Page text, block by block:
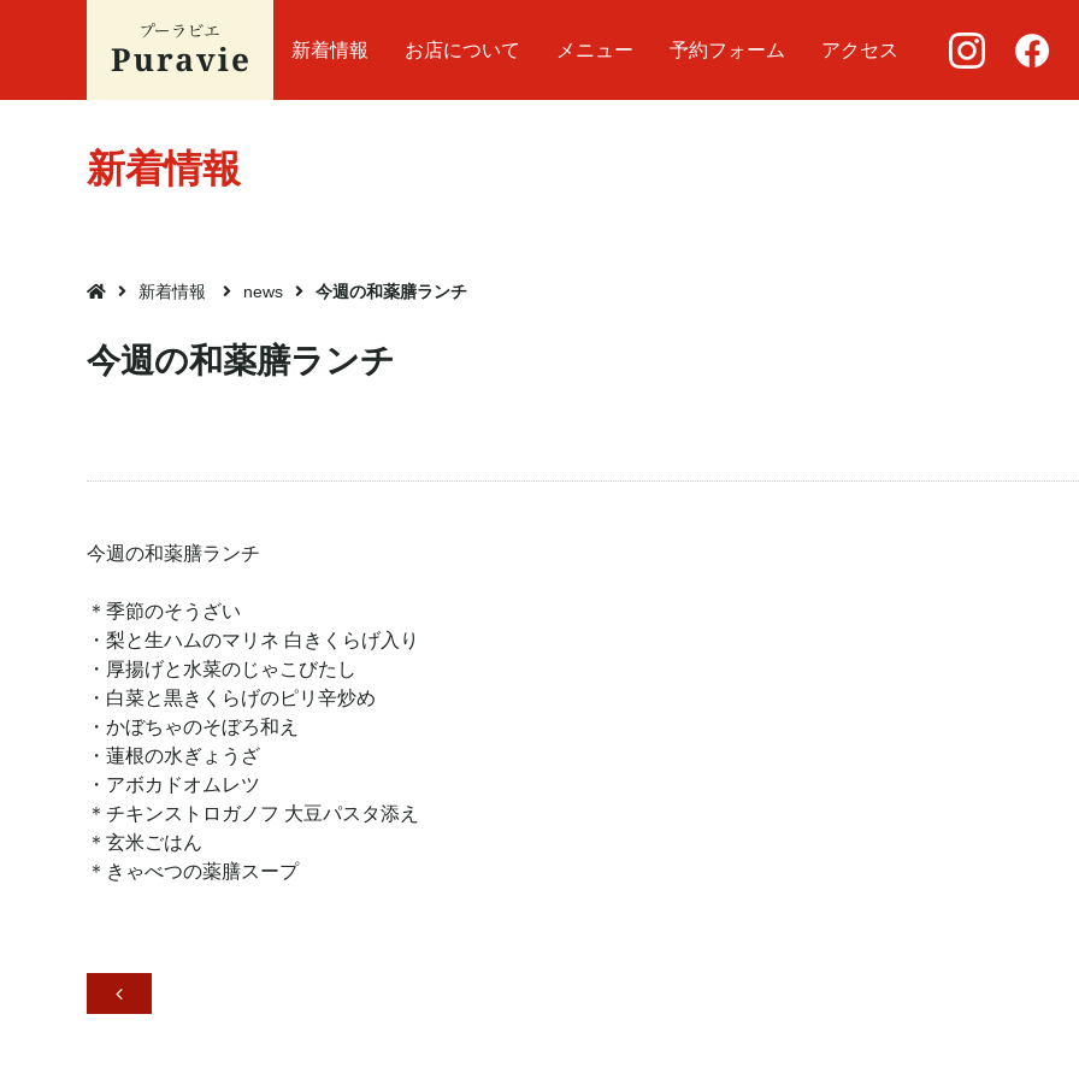
新着情報 お店について メニュー 予約フォーム アクセス
新着情報
 新着情報 news 今週の和薬膳ランチ
今週の和薬膳ランチ
今週の和薬膳ランチ
＊季節のそうざい
・梨と生ハムのマリネ 白きくらげ入り
・厚揚げと水菜のじゃこびたし
・白菜と黒きくらげのピリ辛炒め
・かぼちゃのそぼろ和え
・蓮根の水ぎょうざ
・アボカドオムレツ
＊チキンストロガノフ 大豆パスタ添え
＊玄米ごはん
＊きゃべつの薬膳スープ
